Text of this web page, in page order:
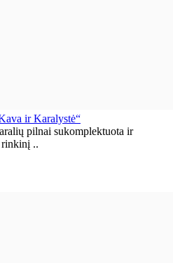
ir Karalystė“
pilnai sukomplektuota ir
rinkinį ..